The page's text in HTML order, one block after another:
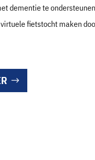
dementie te
fietstocht maken